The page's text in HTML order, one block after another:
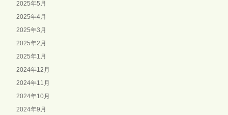
2025年5月
2025年4月
2025年3月
2025年2月
2025年1月
2024年12月
2024年11月
2024年10月
2024年9月